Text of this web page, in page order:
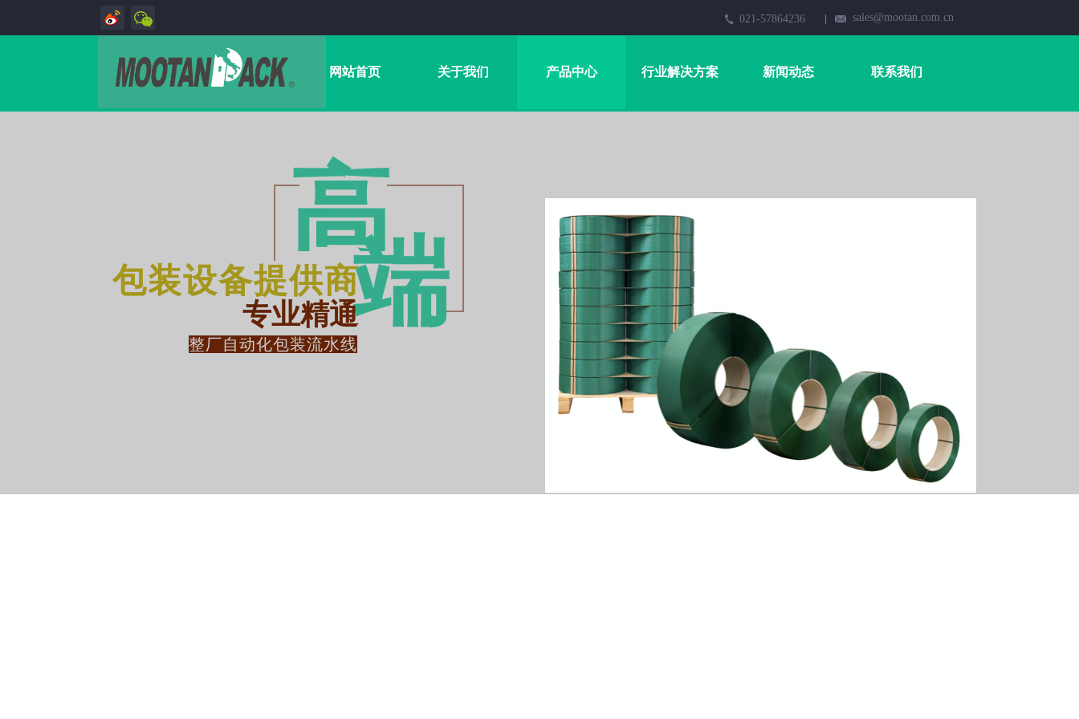
021-57864236 sales@mootan.com.cn
网站首页 关于我们 产品中心 行业解决方案 新闻动态 联系我们
包装设备提供商
高
专业精通端​
整厂自动化包装流水线